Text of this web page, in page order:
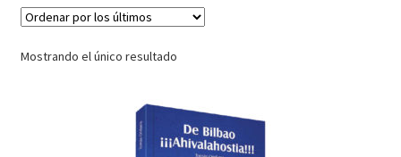
REVISTA BAO
CONTACTO
FINALIZAR COMPRA
Mostrando el único resultado